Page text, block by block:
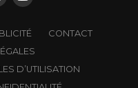
CONTACT
D’UTILISATION